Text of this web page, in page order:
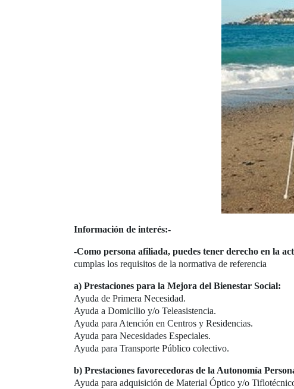
Información de interés:-
-Como persona afiliada, puedes tener derecho en la
cumplas los requisitos de la normativa de referencia
a) Prestaciones para la Mejora del Bienestar Social:
Ayuda de Primera Necesidad.
Ayuda a Domicilio y/o Teleasistencia.
Ayuda para Atención en Centros y Residencias.
Ayuda para Necesidades Especiales.
Ayuda para Transporte Público colectivo.
b) Prestaciones favorecedoras de la Autonomía
Ayuda para adquisición de Material Óptico y/o